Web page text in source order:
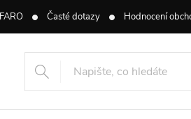
Časté dotazy Hodnocení